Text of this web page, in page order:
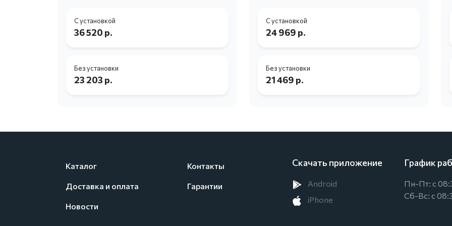
С установкой
36 520 р.
Без установки
23 203 р.
С установкой
24 969 р.
Без установки
21 469 р.
Каталог
Доставка и оплата
Новости
Контакты
Гарантии
Скачать приложение
Android
iPhone
График
Пн-Пт: с
Сб-Вс: с